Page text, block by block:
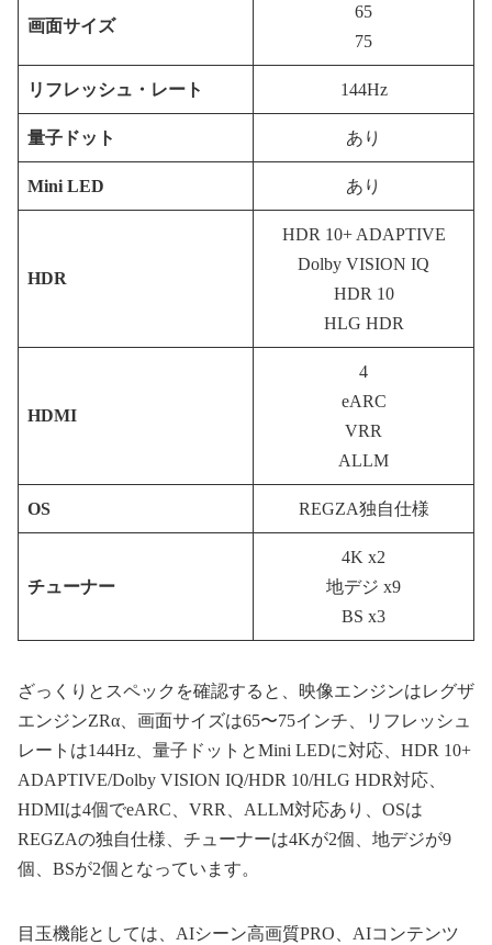
画面サイズ
65
75
リフレッシュ・レート 144Hz
量子ドット あり
Mini LED あり
HDR
HDR 10+ ADAPTIVE
Dolby VISION IQ
HDR 10
HLG HDR
HDMI
4
eARC
VRR
ALLM
OS REGZA独自仕様
チューナー
4K x2
地デジ x9
BS x3
ざっくりとスペックを確認すると、映像エンジンはレグザ
エンジンZRα、画面サイズは65〜75インチ、リフレッシュ
レートは144Hz、量子ドットとMini LEDに対応、HDR 10+
ADAPTIVE/Dolby VISION IQ/HDR 10/HLG HDR対応、
HDMIは4個でeARC、VRR、ALLM対応あり、OSは
REGZAの独自仕様、チューナーは4Kが2個、地デジが9
個、BSが2個となっています。
目玉機能としては、AIシーン高画質PRO、AIコンテンツ